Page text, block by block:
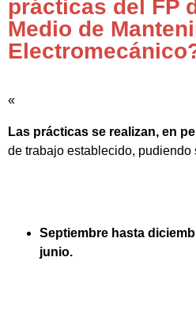
prácticas del FP
Medio de
«
Las prácticas se realizan, en
de trabajo establecido, pudiendo
Septiembre hasta
junio.